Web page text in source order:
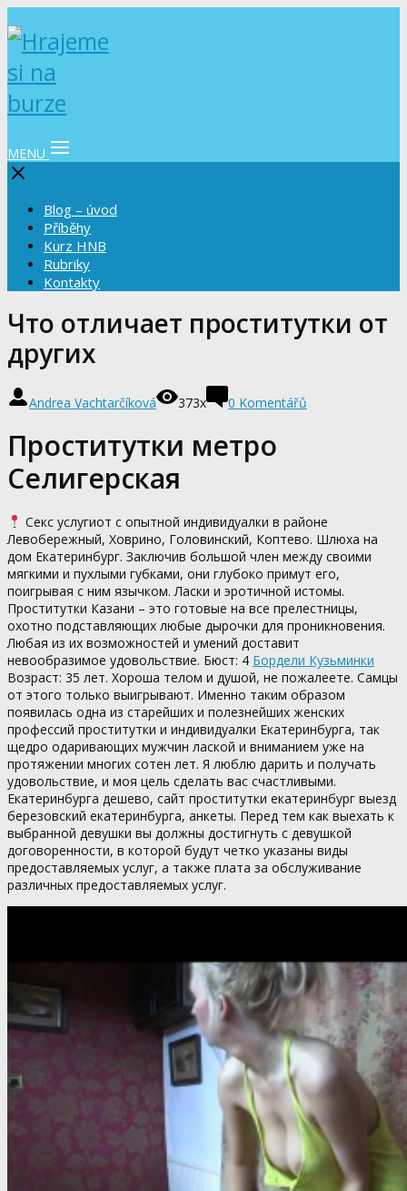
MENU
Blog – úvod
Příběhy
Kurz HNB
Rubriky
Kontakty
Что отличает проститутки от
других
Andrea Vachtarčíková 373x 0 Komentářů
Проститутки метро
Селигерская
Секс услугиот c опытной индивидуалки в районе
Левобережный, Ховрино, Головинский, Коптево. Шлюха на
дом Екатеринбург. Заключив большой член между своими
мягкими и пухлыми губками, они глубоко примут его,
поигрывая с ним язычком. Ласки и эротичной истомы.
Проститутки Казани – это готовые на все прелестницы,
охотно подставляющих любые дырочки для проникновения.
Любая из их возможностей и умений доставит
невообразимое удовольствие. Бюст: 4 Бордели Кузьминки
Возраст: 35 лет. Хороша телом и душой, не пожалеете. Самцы
от этого только выигрывают. Именно таким образом
появилась одна из старейших и полезнейших женских
профессий проститутки и индивидуалки Екатеринбурга, так
щедро одаривающих мужчин лаской и вниманием уже на
протяжении многих сотен лет. Я люблю дарить и получать
удовольствие, и моя цель сделать вас счастливыми.
Екатеринбурга дешево, сайт проститутки екатеринбург выезд
березовский екатеринбурга, анкеты. Перед тем как выехать к
выбранной девушки вы должны достигнуть с девушкой
договоренности, в которой будут четко указаны виды
предоставляемых услуг, а также плата за обслуживание
различных предоставляемых услуг.